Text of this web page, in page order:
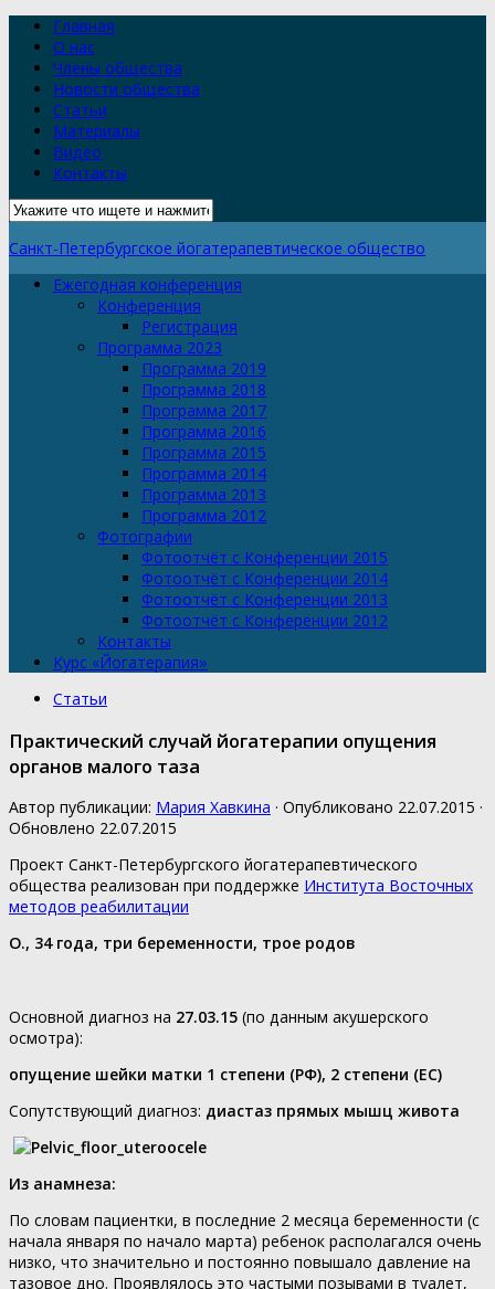
Главная
О нас
Члены общества
Новости общества
Статьи
Материалы
Видео
Контакты
Санкт-Петербургское йогатерапевтическое общество
Ежегодная конференция
Конференция
Регистрация
Программа 2023
Программа 2019
Программа 2018
Программа 2017
Программа 2016
Программа 2015
Программа 2014
Программа 2013
Программа 2012
Фотографии
Фотоотчёт с Конференции 2015
Фотоотчёт с Конференции 2014
Фотоотчёт с Конференции 2013
Фотоотчёт с Конференции 2012
Контакты
Курс «Йогатерапия»
Статьи
Практический случай йогатерапии опущения
органов малого таза
Автор публикации: Мария Хавкина · Опубликовано 22.07.2015 ·
Обновлено 22.07.2015
Проект Санкт-Петербургского йогатерапевтического
общества реализован при поддержке Института Восточных
методов реабилитации
О., 34 года, три беременности, трое родов
Основной диагноз на 27.03.15 (по данным акушерского
осмотра):
опущение шейки матки 1 степени (РФ), 2 степени (ЕС)
Сопутствующий диагноз: диастаз прямых мышц живота
Из анамнеза:
По словам пациентки, в последние 2 месяца беременности (с
начала января по начало марта) ребенок располагался очень
низко, что значительно и постоянно повышало давление на
тазовое дно. Проявлялось это частыми позывами в туалет,